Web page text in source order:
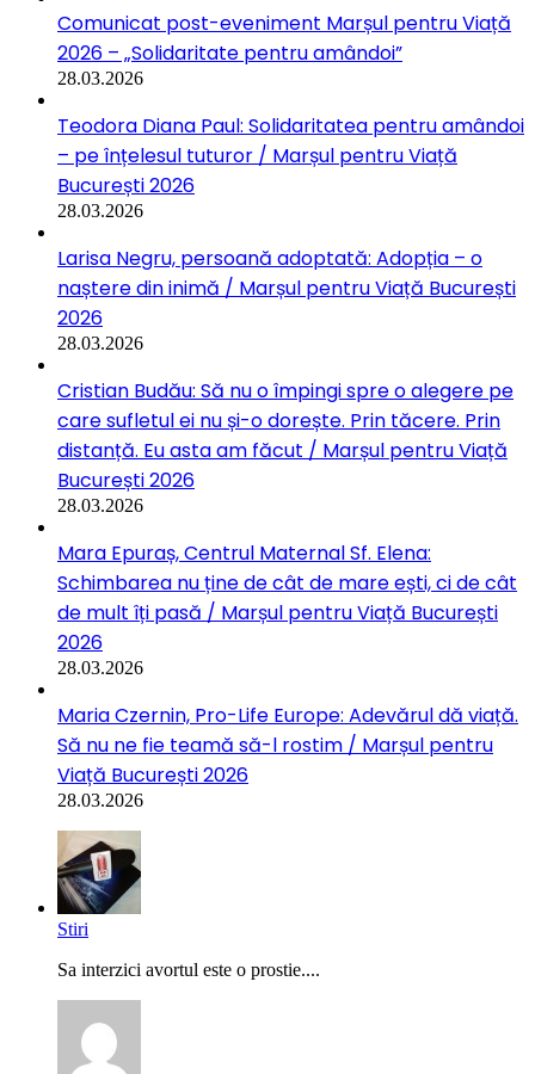
Comunicat post-eveniment Marșul pentru Viață
2026 – „Solidaritate pentru amândoi”
28.03.2026
Teodora Diana Paul: Solidaritatea pentru amândoi
– pe înțelesul tuturor / Marșul pentru Viață
București 2026
28.03.2026
Larisa Negru, persoană adoptată: Adopția – o
naștere din inimă / Marșul pentru Viață București
2026
28.03.2026
Cristian Budău: Să nu o împingi spre o alegere pe
care sufletul ei nu și-o dorește. Prin tăcere. Prin
distanță. Eu asta am făcut / Marșul pentru Viață
București 2026
28.03.2026
Mara Epuraș, Centrul Maternal Sf. Elena:
Schimbarea nu ține de cât de mare ești, ci de cât
de mult îți pasă / Marșul pentru Viață București
2026
28.03.2026
Maria Czernin, Pro-Life Europe: Adevărul dă viață.
Să nu ne fie teamă să-l rostim / Marșul pentru
Viață București 2026
28.03.2026
Stiri
Sa interzici avortul este o prostie....